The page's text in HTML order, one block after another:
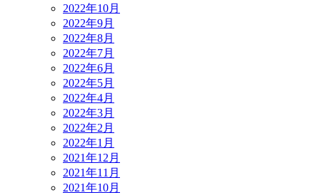
2022年10月
2022年9月
2022年8月
2022年7月
2022年6月
2022年5月
2022年4月
2022年3月
2022年2月
2022年1月
2021年12月
2021年11月
2021年10月